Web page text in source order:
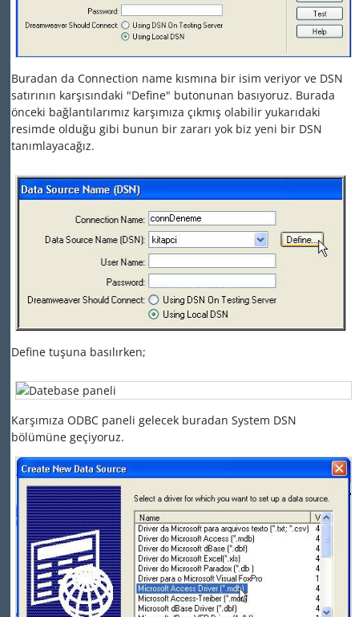
Buradan da Connection name kısmına bir isim veriyor ve DSN
satırının karşısındaki "Define" butonunan basıyoruz. Burada
önceki bağlantılarımız karşımıza çıkmış olabilir yukarıdaki
resimde olduğu gibi bunun bir zararı yok biz yeni bir DSN
tanımlayacağız.
Define tuşuna basılırken;
Karşımıza ODBC paneli gelecek buradan System DSN
bölümüne geçiyoruz.